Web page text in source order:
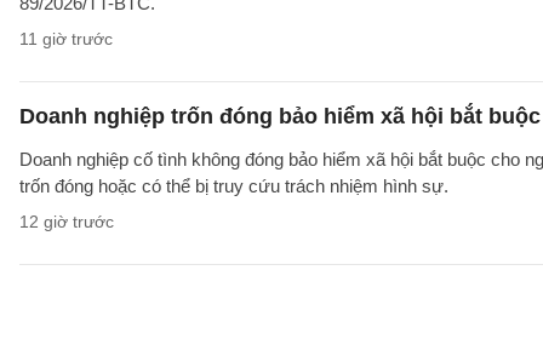
11 giờ trước
Doanh nghiệp trốn đóng bảo hiểm xã hội bắt
Doanh nghiệp cố tình không đóng bảo hiểm xã hội bắt buộc cho
trốn đóng hoặc có thể bị truy cứu trách nhiệm hình sự.
12 giờ trước